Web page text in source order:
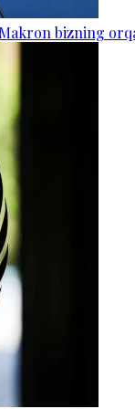
bizning